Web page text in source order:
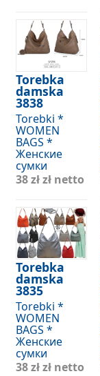
Torebka
damska
3838
Torebki *
WOMEN
BAGS *
Женские
сумки
38 złzł netto
Torebka
damska
3835
Torebki *
WOMEN
BAGS *
Женские
сумки
38 złzł netto